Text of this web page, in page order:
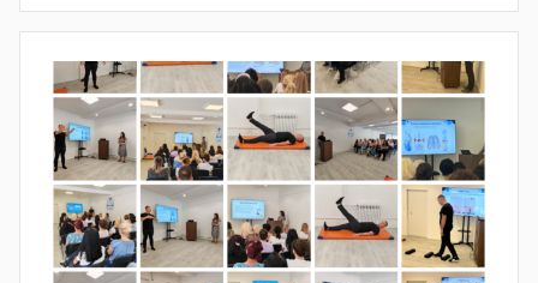
l
k
o
v
ć